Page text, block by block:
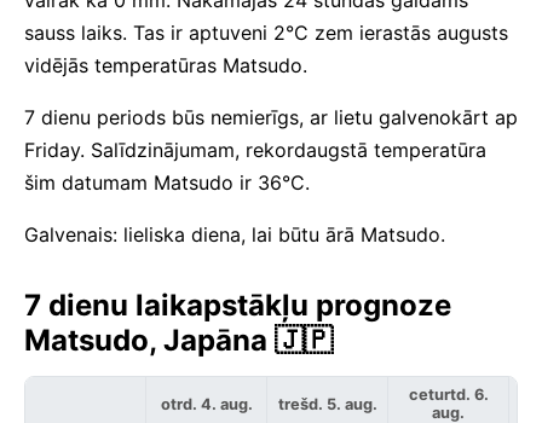
sauss laiks. Tas ir aptuveni 2°C zem ierastās augusts
vidējās temperatūras Matsudo.
7 dienu periods būs nemierīgs, ar lietu galvenokārt ap
Friday. Salīdzinājumam, rekordaugstā temperatūra
šim datumam Matsudo ir 36°C.
Galvenais: lieliska diena, lai būtu ārā Matsudo.
7 dienu laikapstākļu prognoze
Matsudo, Japāna 🇯🇵
otrd. 4. aug. trešd. 5. aug.
ceturtd. 6.
aug.